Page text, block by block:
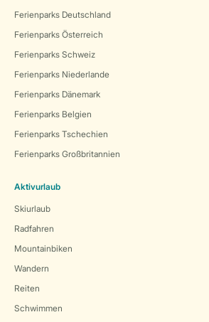
Ferienparks Deutschland
Ferienparks Österreich
Ferienparks Schweiz
Ferienparks Niederlande
Ferienparks Dänemark
Ferienparks Belgien
Ferienparks Tschechien
Ferienparks Großbritannien
Aktivurlaub
Skiurlaub
Radfahren
Mountainbiken
Wandern
Reiten
Schwimmen